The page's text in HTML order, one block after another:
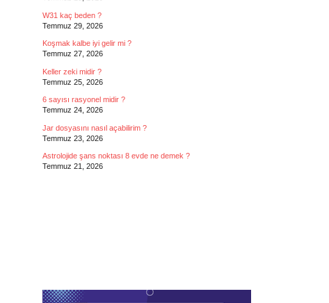
W31 kaç beden ?
Temmuz 29, 2026
Koşmak kalbe iyi gelir mi ?
Temmuz 27, 2026
Keller zeki midir ?
Temmuz 25, 2026
6 sayısı rasyonel midir ?
Temmuz 24, 2026
Jar dosyasını nasıl açabilirim ?
Temmuz 23, 2026
Astrolojide şans noktası 8 evde ne demek ?
Temmuz 21, 2026